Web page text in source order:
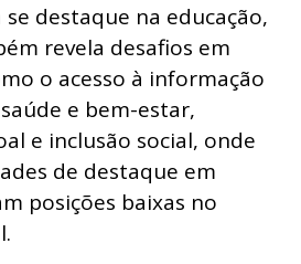
se destaque na educação,
revela desafios em
o acesso à informação
e bem-estar,
e inclusão social, onde
de destaque em
posições baixas no